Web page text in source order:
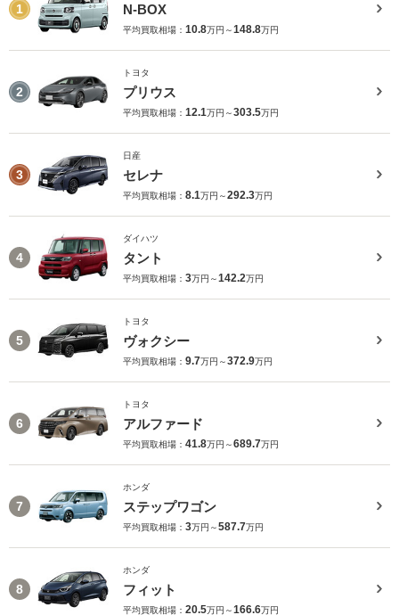
1 N-BOX
平均買取相場： 10.8万円～148.8万円
2
トヨタ
プリウス
平均買取相場： 12.1万円～303.5万円
3
日産
セレナ
平均買取相場： 8.1万円～292.3万円
4
ダイハツ
タント
平均買取相場： 3万円～142.2万円
5
トヨタ
ヴォクシー
平均買取相場： 9.7万円～372.9万円
6
トヨタ
アルファード
平均買取相場： 41.8万円～689.7万円
7
ホンダ
ステップワゴン
平均買取相場： 3万円～587.7万円
8
ホンダ
フィット
平均買取相場： 20.5万円～166.6万円